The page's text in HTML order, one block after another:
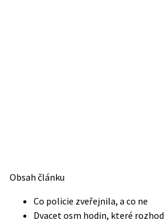
Obsah článku
Co policie zveřejnila, a co ne
Dvacet osm hodin, které